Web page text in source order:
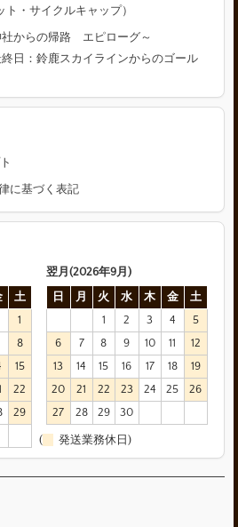
・サイクルキャップ）
からの帰路 エピローグ～
日：鈴鹿スカイラインからのゴール
に基づく表記
土
1
8
15
22
29
翌月(2026年9月)
日
月 火 水 木 金
土
1
2 3 4
5
6
7 8 9 10 11
12
13
14 15 16 17 18
19
20
21 22 23 24 25
26
27
28 29 30
( 発送業務休日)